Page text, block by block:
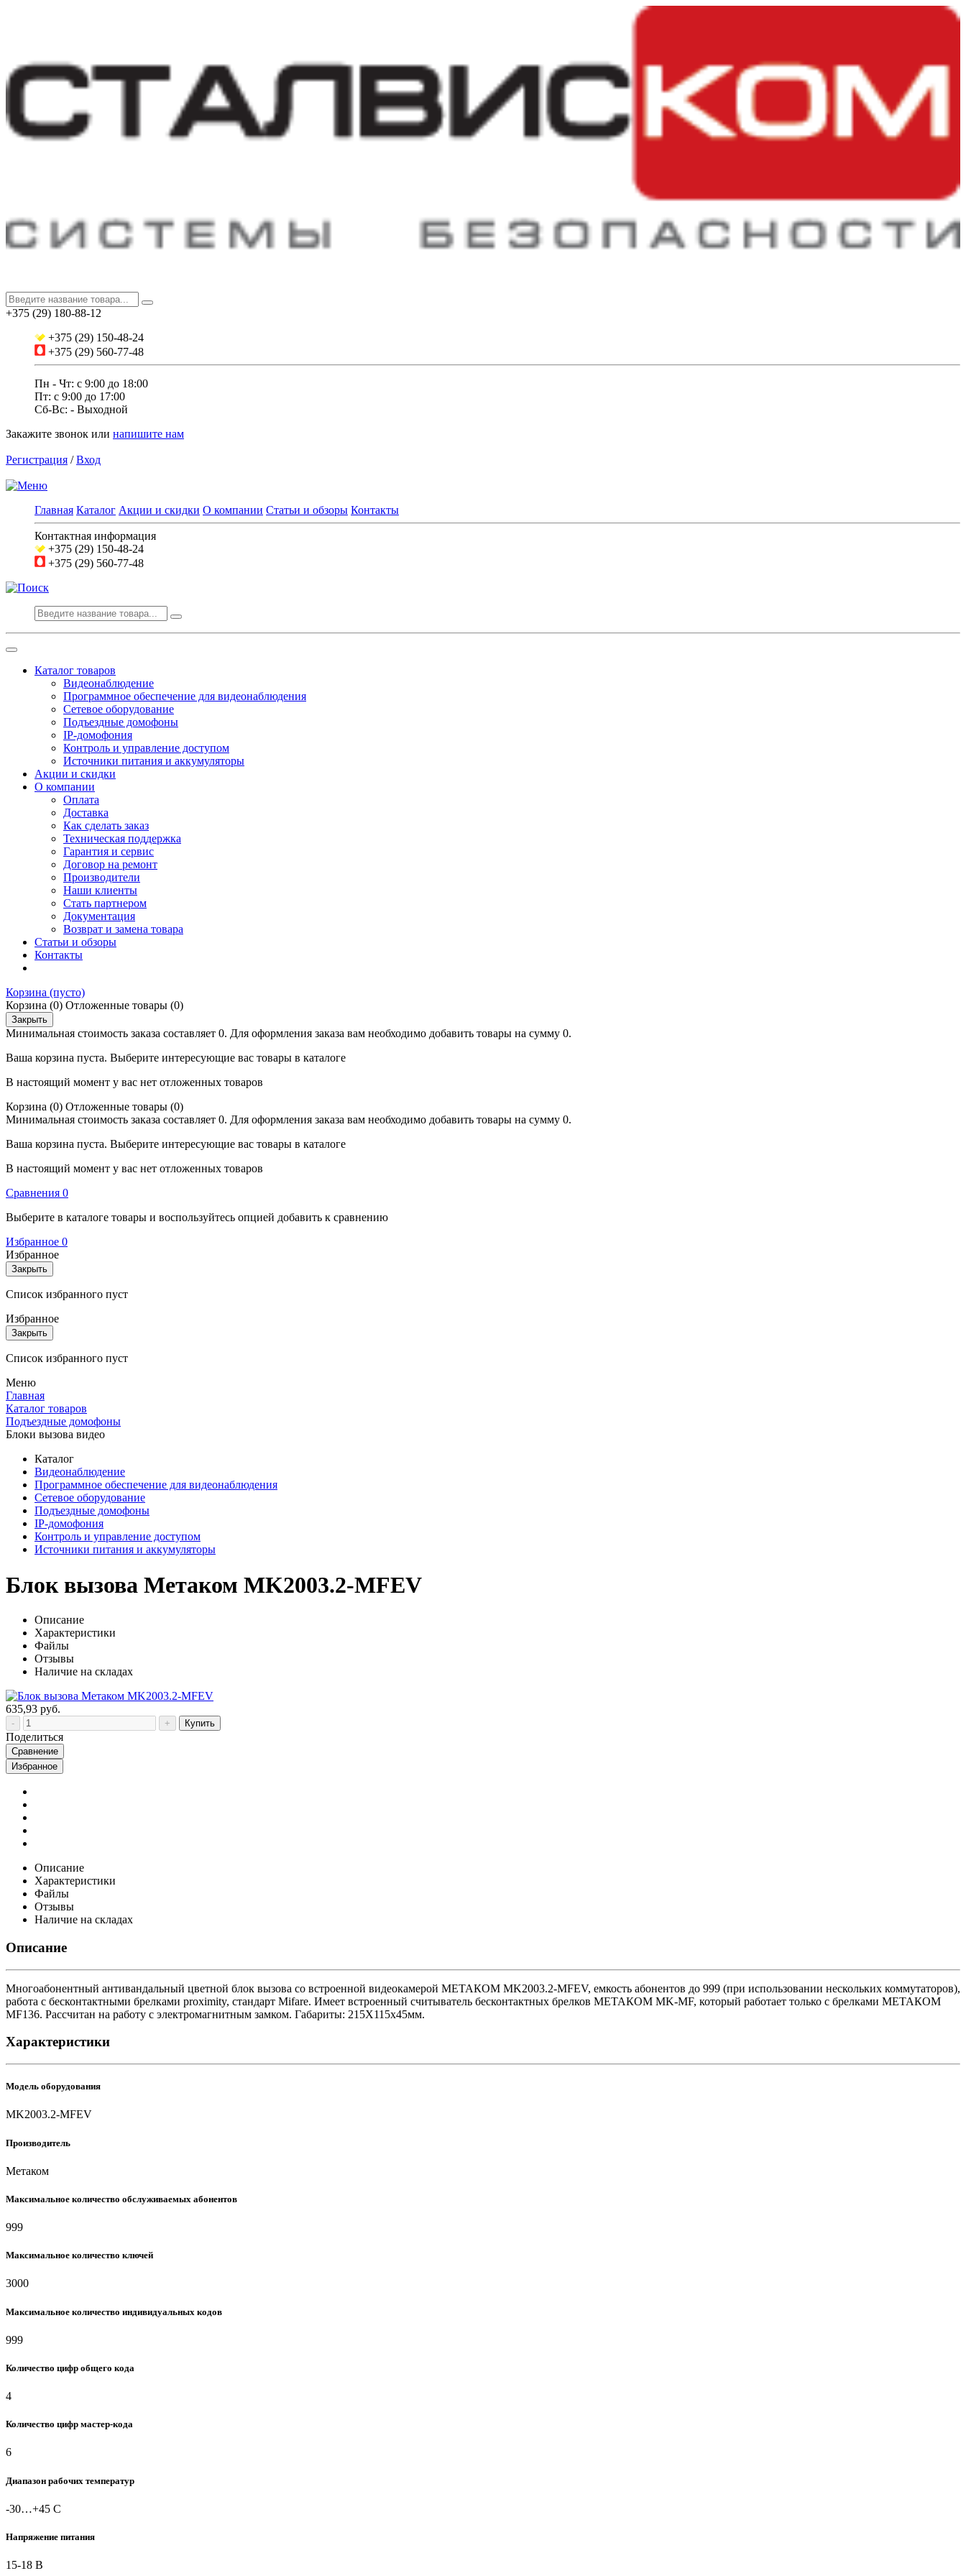
+375 (29) 180-88-12
+375 (29) 150-48-24
+375 (29) 560-77-48
Пн - Чт: с 9:00 до 18:00
Пт: c 9:00 до 17:00
Сб-Вс: - Выходной
Закажите звонок или напишите нам
Регистрация /Вход
Главная Каталог Акции и скидки О компании Статьи и обзоры Контакты
Контактная информация
+375 (29) 150-48-24
+375 (29) 560-77-48
Каталог товаров
Видеонаблюдение
Программное обеспечение для видеонаблюдения
Сетевое оборудование
Подъездные домофоны
IP-домофония
Контроль и управление доступом
Источники питания и аккумуляторы
Акции и скидки
О компании
Оплата
Доставка
Как сделать заказ
Техническая поддержка
Гарантия и сервис
Договор на ремонт
Производители
Наши клиенты
Стать партнером
Документация
Возврат и замена товара
Статьи и обзоры
Контакты
Корзина (пусто)
Корзина (0) Отложенные товары (0)
Закрыть
Минимальная стоимость заказа составляет 0. Для оформления заказа вам необходимо добавить товары на сумму 0.
Ваша корзина пуста. Выберите интересующие вас товары в каталоге
В настоящий момент у вас нет отложенных товаров
Корзина (0) Отложенные товары (0)
Минимальная стоимость заказа составляет 0. Для оформления заказа вам необходимо добавить товары на сумму 0.
Ваша корзина пуста. Выберите интересующие вас товары в каталоге
В настоящий момент у вас нет отложенных товаров
Cравнения 0
Выберите в каталоге товары и воспользуйтесь опцией добавить к сравнению
Избранное 0
Избранное
Закрыть
Список избранного пуст
Избранное
Закрыть
Список избранного пуст
Меню
Главная
Каталог товаров
Подъездные домофоны
Блоки вызова видео
Каталог
Видеонаблюдение
Программное обеспечение для видеонаблюдения
Сетевое оборудование
Подъездные домофоны
IP-домофония
Контроль и управление доступом
Источники питания и аккумуляторы
Блок вызова Метаком MK2003.2-MFEV
Описание
Характеристики
Файлы
Отзывы
Наличие на складах
635,93 руб.
Купить
Поделиться
Сравнение
Избранное
Описание
Характеристики
Файлы
Отзывы
Наличие на складах
Описание
Многоабонентный антивандальный цветной блок вызова со встроенной видеокамерой МЕТАКОМ MK2003.2-MFEV, емкость абонентов до 999 (при использовании нескольких коммутаторов),
работа с бесконтактными брелками proximity, стандарт Mifare. Имеет встроенный считыватель бесконтактных брелков МЕТАКОМ MK-MF, который работает только с брелками МЕТАКОМ
MF136. Рассчитан на работу с электромагнитным замком. Габариты: 215Х115х45мм.
Характеристики
Модель оборудования
MK2003.2-MFEV
Производитель
Метаком
Максимальное количество обслуживаемых абонентов
999
Максимальное количество ключей
3000
Максимальное количество индивидуальных кодов
999
Количество цифр общего кода
4
Количество цифр мастер-кода
6
Диапазон рабочих температур
-30…+45 C
Напряжение питания
15-18 В